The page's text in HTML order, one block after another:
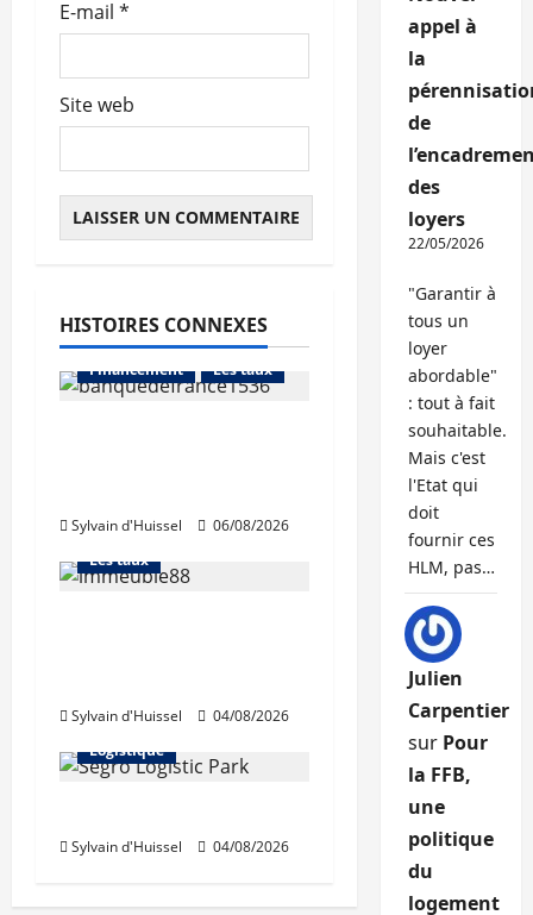
E-mail *
Site web
HISTOIRES CONNEXES
Abonnés
Financement
Les taux
Sylvain d'Huissel 06/08/2026
L'avis des courtiers
Les taux
Sylvain d'Huissel 04/08/2026
Immo d'entreprise
Logistique
Sylvain d'Huissel 04/08/2026
appel à
la
de
des
loyers
22/05/2026
"Garantir à
tous un
loyer
abordable"
: tout à fait
souhaitable.
Mais c'est
l'Etat qui
doit
fournir ces
HLM, pas…
Julien
Carpentier
sur Pour
la FFB,
une
politique
du
logement